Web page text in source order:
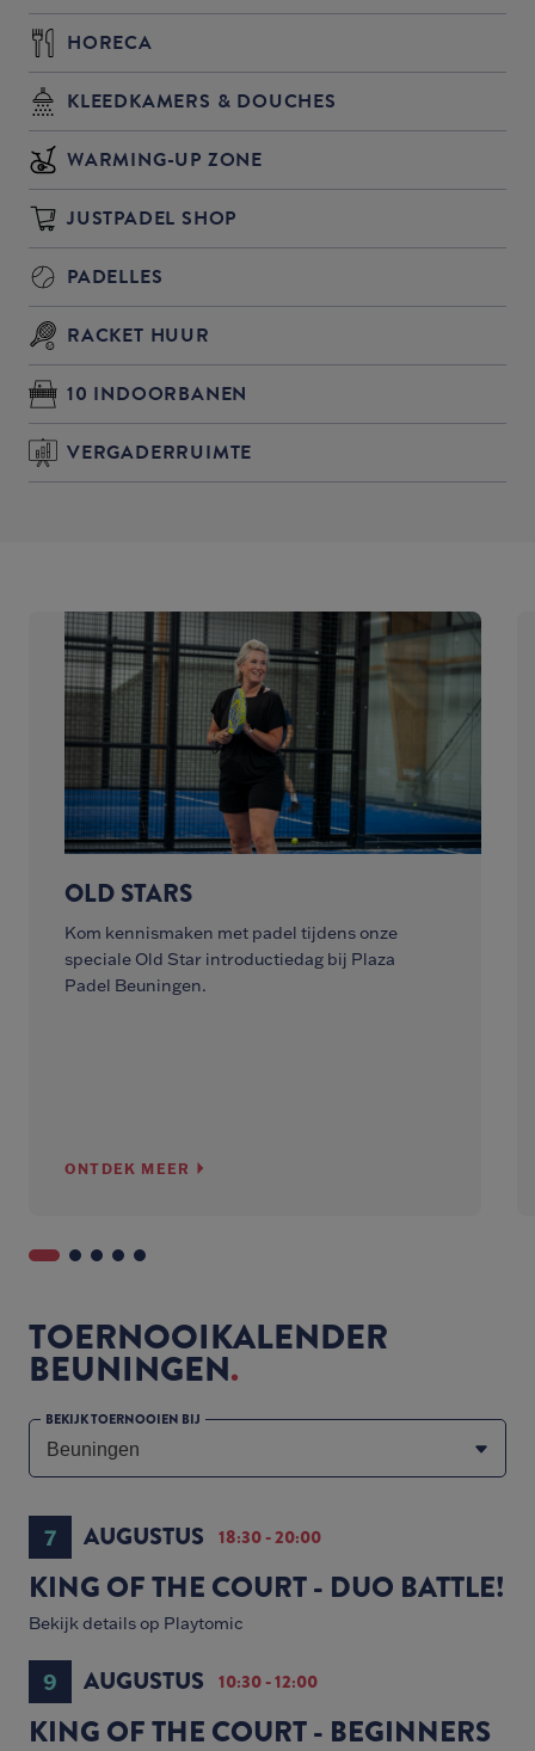
HORECA
KLEEDKAMERS & DOUCHES
WARMING-UP ZONE
JUSTPADEL SHOP
PADELLES
RACKET HUUR
10 INDOORBANEN
VERGADERRUIMTE
OLD STARS
Kom kennismaken met padel tijdens onze
speciale Old Star introductiedag bij Plaza
Padel Beuningen.
ONTDEK MEER
TOERNOOIKALENDER
BEUNINGEN
BEKIJK TOERNOOIEN BIJ
7 AUGUSTUS 18:30 - 20:00
KING OF THE COURT - DUO BATTLE!
Bekijk details op Playtomic
9 AUGUSTUS 10:30 - 12:00
KING OF THE COURT - BEGINNERS